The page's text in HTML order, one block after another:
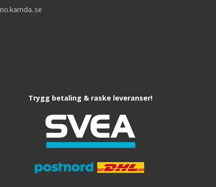
Trygg betaling & raske leveranser!